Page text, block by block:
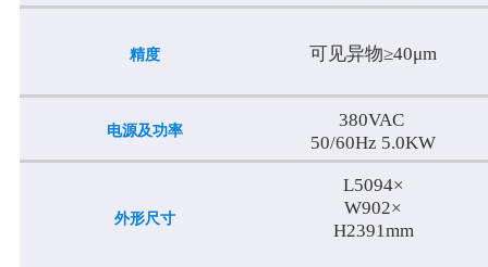
精度 可见异物≥40μm
电源及功率
380VAC
50/60Hz 5.0KW
外形尺寸
L5094×
W902×
H2391mm